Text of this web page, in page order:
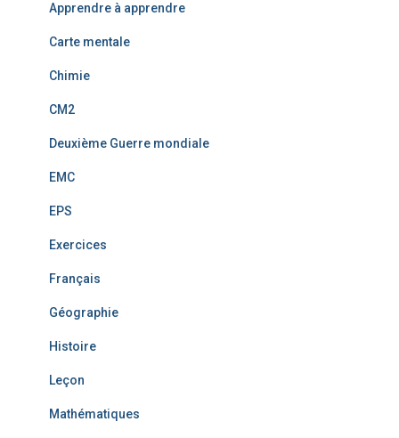
Apprendre à apprendre
Carte mentale
Chimie
CM2
Deuxième Guerre mondiale
EMC
EPS
Exercices
Français
Géographie
Histoire
Leçon
Mathématiques